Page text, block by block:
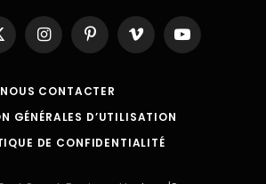
InstagramPinterestVimeo YouTube
NOUS CONTACTER
GÉNÉRALES D’UTILISATION
DE CONFIDENTIALITÉ